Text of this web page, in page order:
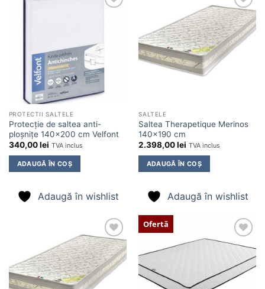
PROTECTII SALTELE
Protecție de saltea anti-
ploșnițe 140×200 cm Velfont
340,00lei TVA inclus
ADAUGĂ ÎN COȘ
Adaugă în wishlist
Adaugă
în
wishlist
SALTELE
Saltea Therapetique Merinos
140×190 cm
2.398,00lei TVA inclus
ADAUGĂ ÎN COȘ
Adaugă în wishlist
Adaugă
în
wishlist
Ofertă
Adaugă
wishlist